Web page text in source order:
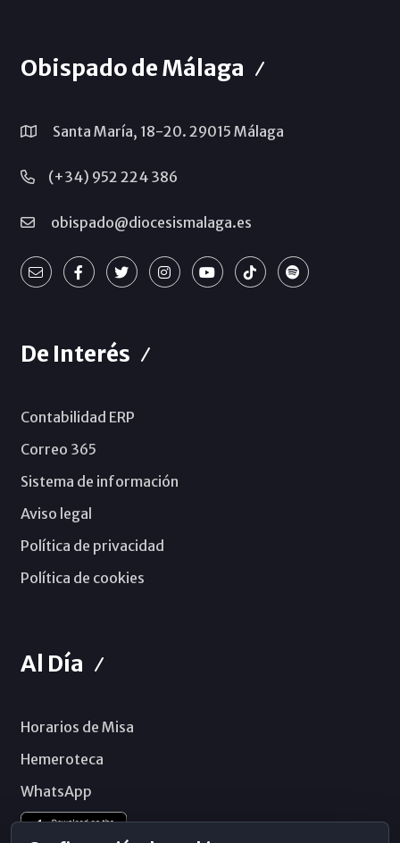
Obispado de Málaga
Santa María, 18-20. 29015 Málaga
(+34) 952 224 386
obispado@diocesismalaga.es
De Interés
Contabilidad ERP
Correo 365
Sistema de información
Aviso legal
Política de privacidad
Política de cookies
Al Día
Horarios de Misa
Hemeroteca
WhatsApp